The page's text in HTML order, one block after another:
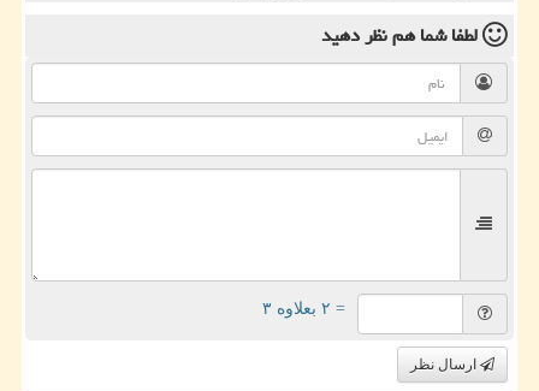
لطفا شما همنظر دهید
= ۲ بعلاوه ۳
ارسال نظر